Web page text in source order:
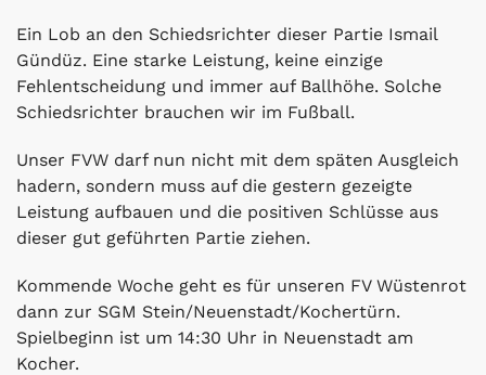
Ein Lob an den Schiedsrichter dieser Partie Ismail
Gündüz. Eine starke Leistung, keine einzige
Fehlentscheidung und immer auf Ballhöhe. Solche
Schiedsrichter brauchen wir im Fußball.
Unser FVW darf nun nicht mit dem späten Ausgleich
hadern, sondern muss auf die gestern gezeigte
Leistung aufbauen und die positiven Schlüsse aus
dieser gut geführten Partie ziehen.
Kommende Woche geht es für unseren FV Wüstenrot
dann zur SGM Stein/Neuenstadt/Kochertürn.
Spielbeginn ist um 14:30 Uhr in Neuenstadt am
Kocher.